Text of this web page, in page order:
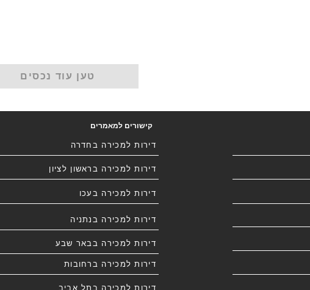
טען עוד נכסים
קישורים למאמרים
דירות למכירה בחדרה
דירות למכירה בראשון לציון
דירות למכירה בעכו
דירות למכירה בנתניה
דירות למכירה בבאר שבע
דירות למכירה ברחובות
דירות למכירה בתל אביב